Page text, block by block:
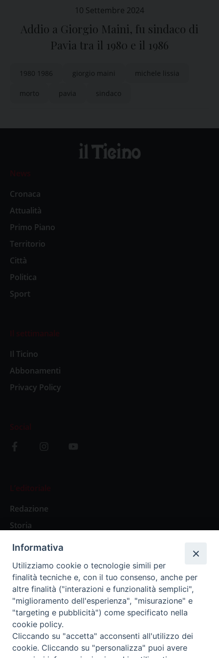
10 Settembre 2024
Addio a Giorgio Maini, fu sindaco di
Pavia tra il 1980 e il 1986
1980 1986 giorgio maini michele lissia
morto pavia sindaco
News
Cronaca
Attualità
Primo Piano
Territorio
Città
Politica
Sport
Il settimanale
Il Ticino
Abbonamenti
Privacy Policy
Social
L’editoriale
Redazione
Storia
Abbonamenti
Abbonamento Annuale Digitale
Abbonamento Annuale Cartaceo
Abbonamento Singola Copia Digitale
Informativa
Utilizziamo cookie o tecnologie simili per
finalità tecniche e, con il tuo consenso, anche per
altre finalità ("interazioni e funzionalità semplici",
"miglioramento dell'esperienza", "misurazione" e
"targeting e pubblicità") come specificato nella
cookie policy.
Cliccando su "accetta" acconsenti all'utilizzo dei
cookie. Cliccando su "personalizza" puoi avere